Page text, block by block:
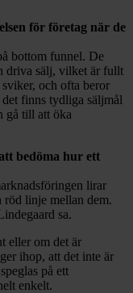
för företag när de
bottom funnel. De
driva sälj, vilket är fullt
och ofta beror
finns tydliga säljmål
gå till att öka
bedöma hur ett
lirar
röd linje mellan dem.
sa.
eller om det är
ihop, att det inte är
på ett
enkelt.